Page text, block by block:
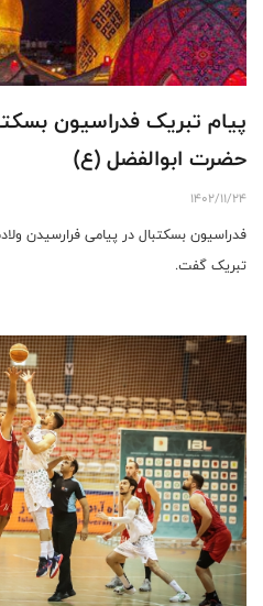
پیام تبریک فدراسیون
حضرت ابوالفضل (ع)
1402/11/24
فدراسیون بسکتبال در پیامی فرارسیدن
تبریک گفت.